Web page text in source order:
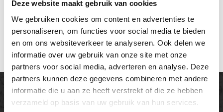
Deze website maakt gebruik van cookies
We gebruiken cookies om content en advertenties te
personaliseren, om functies voor social media te bieden
en om ons websiteverkeer te analyseren. Ook delen we
informatie over uw gebruik van onze site met onze
partners voor social media, adverteren en analyse. Deze
partners kunnen deze gegevens combineren met andere
informatie die u aan ze heeft verstrekt of die ze hebben
verzameld op basis van uw gebruik van hun services.
Totale lengte machine:
2700 mm
Totale breedte machine:
3700 mm
Totale hoogte machine:
Gewicht:
Ca. 9000 kg